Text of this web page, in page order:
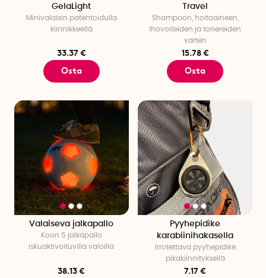
GelaLight
Minivalaisin patentoidulla
kiinnikkeellä
33.37 €
Osta
Travel
Shampoon, hoitoaineen,
ihovoiteiden ja tonereiden
varten
15.78 €
Osta
Valaiseva jalkapallo
Koon 5 jalkapallo
iskuaktivoituvilla valoilla
38.13 €
Pyyhepidike
karabiinihakasella
Irrotettava pyyhepidike
pikakiinnityksellä
7.17 €